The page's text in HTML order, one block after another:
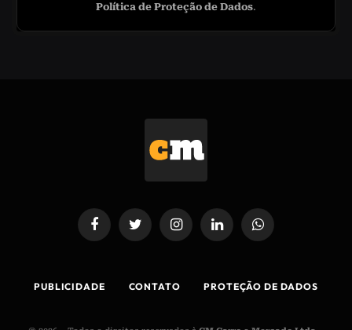
Política de Proteção de Dados.
FacebookTwitterInstagramLinkedIn WhatsApp
PUBLICIDADE CONTATO PROTEÇÃO DE DADOS